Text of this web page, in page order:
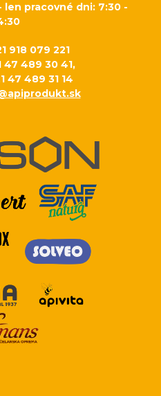
pracovné dni: 7:30 -
918 079 221
47 489 30 41,
489 31 14